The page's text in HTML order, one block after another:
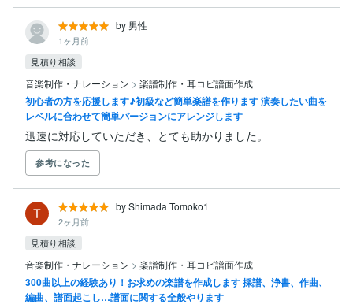
by 男性
1ヶ月前
見積り相談
音楽制作・ナレーション > 楽譜制作・耳コピ譜面作成
初心者の方を応援します♪初級など簡単楽譜を作ります 演奏したい曲を
レベルに合わせて簡単バージョンにアレンジします
迅速に対応していただき、とても助かりました。
参考になった
by Shimada Tomoko1
2ヶ月前
見積り相談
音楽制作・ナレーション > 楽譜制作・耳コピ譜面作成
300曲以上の経験あり！お求めの楽譜を作成します 採譜、浄書、作曲、
編曲、譜面起こし…譜面に関する全般やります